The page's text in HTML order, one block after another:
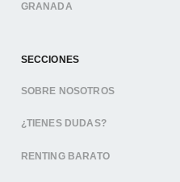
GRANADA
SECCIONES
SOBRE NOSOTROS
¿TIENES DUDAS?
RENTING BARATO